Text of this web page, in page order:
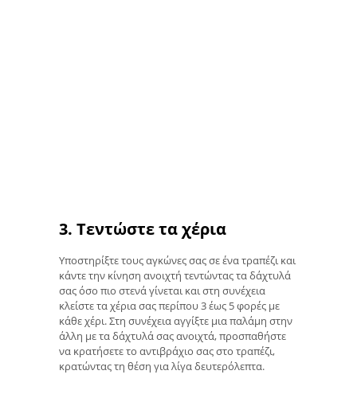
3. Τεντώστε τα χέρια
Υποστηρίξτε τους αγκώνες σας σε ένα τραπέζι και
κάντε την κίνηση ανοιχτή τεντώντας τα δάχτυλά
σας όσο πιο στενά γίνεται και στη συνέχεια
κλείστε τα χέρια σας περίπου 3 έως 5 φορές με
κάθε χέρι. Στη συνέχεια αγγίξτε μια παλάμη στην
άλλη με τα δάχτυλά σας ανοιχτά, προσπαθήστε
να κρατήσετε το αντιβράχιο σας στο τραπέζι,
κρατώντας τη θέση για λίγα δευτερόλεπτα.